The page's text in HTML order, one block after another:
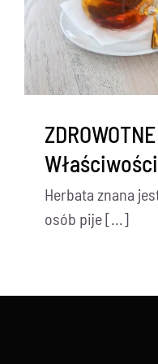
Herbata znana
osób pije [...]